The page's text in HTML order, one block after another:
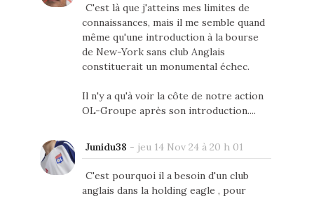
C'est là que j'atteins mes limites de
connaissances, mais il me semble quand
même qu'une introduction à la bourse
de New-York sans club Anglais
constituerait un monumental échec.
Il n'y a qu'à voir la côte de notre action
OL-Groupe après son introduction....
Junidu38 - jeu 14 Nov 24 à 20 h 01
C'est pourquoi il a besoin d'un club
anglais dans la holding eagle , pour